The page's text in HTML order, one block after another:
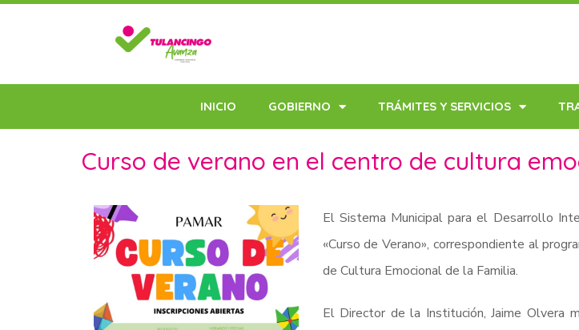
INICIO GOBIERNO TRÁMITES Y SERVICIOS
Curso de verano en el centro de cultura
El Sistema Municipal para el Desarrollo
«Curso de Verano», correspondiente al
de Cultura Emocional de la Familia.
El Director de la Institución, Jaime Olvera